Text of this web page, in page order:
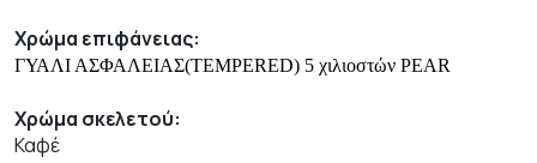
Χρώμα επιφάνειας:
ΓΥΑΛΙ ΑΣΦΑΛΕΙΑΣ(TEMPERED) 5 χιλιοστών PEAR
Χρώμα σκελετού:
Καφέ